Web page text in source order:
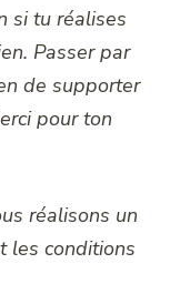
si tu réalises
Passer par
de supporter
pour ton
réalisons un
les conditions